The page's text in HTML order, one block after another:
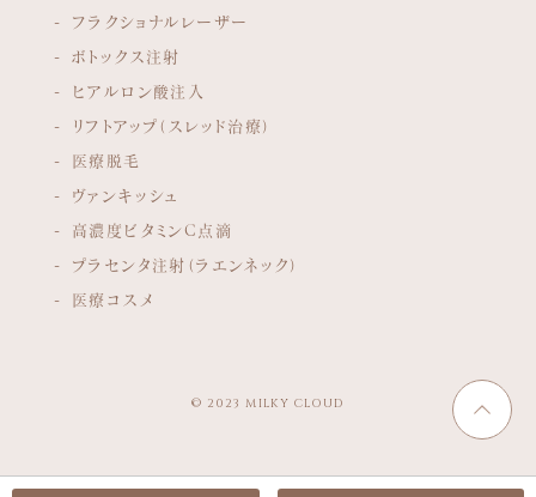
フラクショナルレーザー
ボトックス注射
ヒアルロン酸注入
リフトアップ（スレッド治療）
医療脱毛
ヴァンキッシュ
高濃度ビタミンC点滴
プラセンタ注射（ラエンネック）
医療コスメ
© 2023 MILKY CLOUD